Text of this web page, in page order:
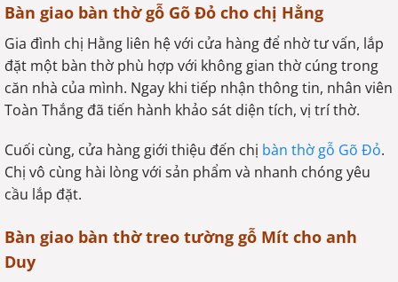
Bàn giao bàn thờ gỗ Gõ Đỏ cho chị Hằng
Gia đình chị Hằng liên hệ với cửa hàng để nhờ tư vấn, lắp
đặt một bàn thờ phù hợp với không gian thờ cúng trong
căn nhà của mình. Ngay khi tiếp nhận thông tin, nhân viên
Toàn Thắng đã tiến hành khảo sát diện tích, vị trí thờ.
Cuối cùng, cửa hàng giới thiệu đến chị bàn thờ gỗ Gõ Đỏ.
Chị vô cùng hài lòng với sản phẩm và nhanh chóng yêu
cầu lắp đặt.
Bàn giao bàn thờ treo tường gỗ Mít cho anh
Duy